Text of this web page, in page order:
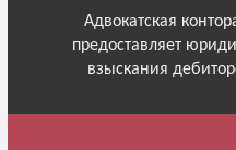
Адвокатская
предоставляет
взыскания